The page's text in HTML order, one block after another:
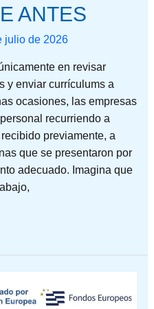
ANTES
julio de 2026
en revisar
y enviar currículums a
ocasiones, las empresas
recurriendo a
previamente, a
que se presentaron por
adecuado. Imagina que